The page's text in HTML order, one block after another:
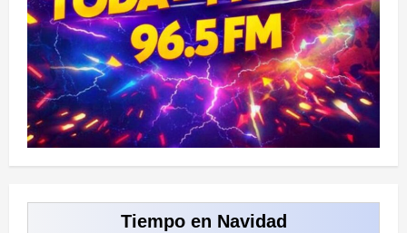
Tiempo en Navidad